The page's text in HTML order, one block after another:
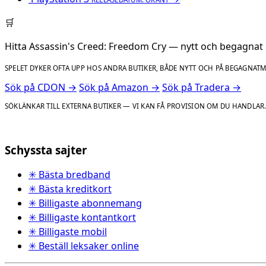
🛒
Hitta Assassin's Creed: Freedom Cry — nytt och begagnat
SPELET DYKER OFTA UPP HOS ANDRA BUTIKER, BÅDE NYTT OCH PÅ
Sök på CDON → Sök på Amazon → Sök på Tradera →
SÖKLÄNKAR TILL EXTERNA BUTIKER — VI KAN FÅ PROVISION OM DU HANDLAR.
Schyssta sajter
✳ Bästa bredband
✳ Bästa kreditkort
✳ Billigaste abonnemang
✳ Billigaste kontantkort
✳ Billigaste mobil
✳ Beställ leksaker online